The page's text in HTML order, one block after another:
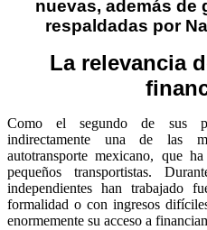
nuevas, además de
respaldadas por
La relevancia
Como el segundo de sus
indirectamente una de las
autotransporte mexicano, que
pequeños transportistas.
independientes han trabajado
formalidad o con ingresos
enormemente su acceso a